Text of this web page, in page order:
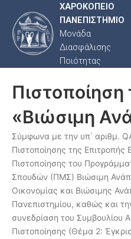
ΧΑΡΟΚΟΠΕΙΟ
ΠΑΝΕΠΙΣΤΗΜΙΟ
Μονάδα
Διασφάλισης
Ποιότητας
«Βιώσιμη
Σύμφωνα με την υπ΄ αριθμ.
Πιστοποίησης της Επιτροπής
Πιστοποίησης του
Σπουδών (ΠΜΣ) Βιώσιμη
Οικονομίας και Βιώσιμης
Πανεπιστημίου, καθώς και
συνεδρίαση του Συμβουλίου
Πιστοποίησης (Θέμα 2: